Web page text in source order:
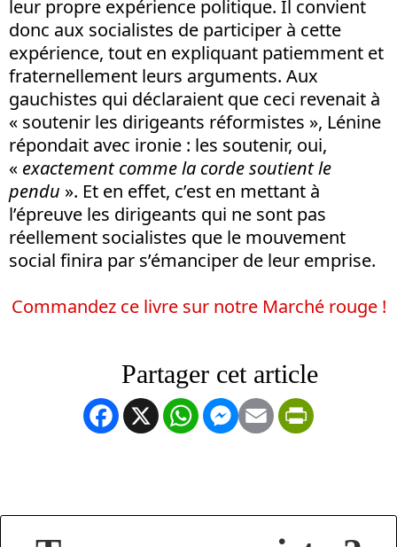
leur propre expérience politique. Il convient
donc aux socialistes de participer à cette
expérience, tout en expliquant patiemment et
fraternellement leurs arguments. Aux
gauchistes qui déclaraient que ceci revenait à
« soutenir les dirigeants réformistes », Lénine
répondait avec ironie : les soutenir, oui,
« exactement comme la corde soutient le
pendu ». Et en effet, c’est en mettant à
l’épreuve les dirigeants qui ne sont pas
réellement socialistes que le mouvement
social finira par s’émanciper de leur emprise.
Commandez ce livre sur notre Marché rouge !
Facebook
X WhatsApp
Messenger
Email